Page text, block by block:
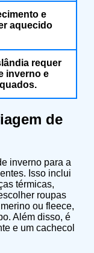
e
aquecido
requer
inverno e
de
inverno para a
Isso inclui
térmicas,
roupas
ou fleece,
Além disso, é
e um cachecol